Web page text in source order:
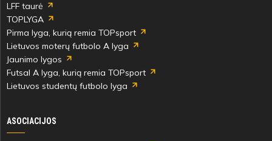
LFF taurė
TOPLYGA
Pirma lyga, kurią remia TOPsport
Lietuvos moterų futbolo A lyga
Jaunimo lygos
Futsal A lyga, kurią remia TOPsport
Lietuvos studentų futbolo lyga
ASOCIACIJOS